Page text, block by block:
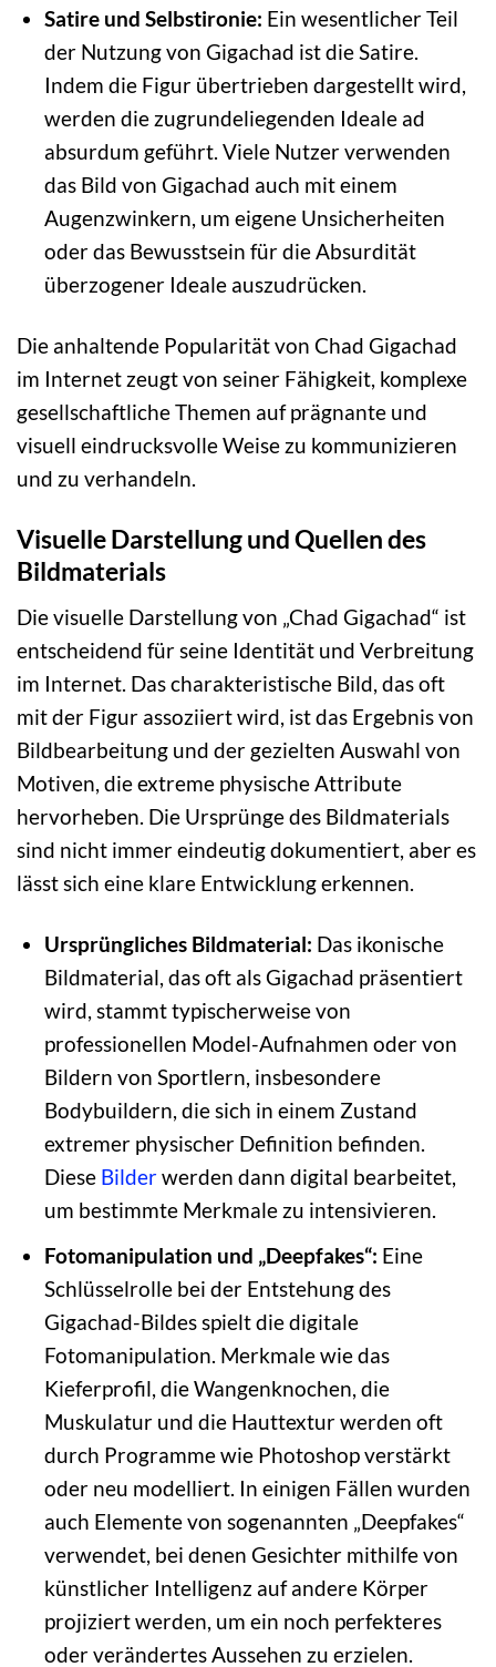
Satire und Selbstironie: Ein wesentlicher Teil
der Nutzung von Gigachad ist die Satire.
Indem die Figur übertrieben dargestellt wird,
werden die zugrundeliegenden Ideale ad
absurdum geführt. Viele Nutzer verwenden
das Bild von Gigachad auch mit einem
Augenzwinkern, um eigene Unsicherheiten
oder das Bewusstsein für die Absurdität
überzogener Ideale auszudrücken.
Die anhaltende Popularität von Chad Gigachad
im Internet zeugt von seiner Fähigkeit, komplexe
gesellschaftliche Themen auf prägnante und
visuell eindrucksvolle Weise zu kommunizieren
und zu verhandeln.
Visuelle Darstellung und Quellen des
Bildmaterials
Die visuelle Darstellung von „Chad Gigachad“ ist
entscheidend für seine Identität und Verbreitung
im Internet. Das charakteristische Bild, das oft
mit der Figur assoziiert wird, ist das Ergebnis von
Bildbearbeitung und der gezielten Auswahl von
Motiven, die extreme physische Attribute
hervorheben. Die Ursprünge des Bildmaterials
sind nicht immer eindeutig dokumentiert, aber es
lässt sich eine klare Entwicklung erkennen.
Ursprüngliches Bildmaterial: Das ikonische
Bildmaterial, das oft als Gigachad präsentiert
wird, stammt typischerweise von
professionellen Model-Aufnahmen oder von
Bildern von Sportlern, insbesondere
Bodybuildern, die sich in einem Zustand
extremer physischer Definition befinden.
Diese Bilderwerden dann digital bearbeitet,
um bestimmte Merkmale zu intensivieren.
Fotomanipulation und „Deepfakes“: Eine
Schlüsselrolle bei der Entstehung des
Gigachad-Bildes spielt die digitale
Fotomanipulation. Merkmale wie das
Kieferprofil, die Wangenknochen, die
Muskulatur und die Hauttextur werden oft
durch Programme wie Photoshop verstärkt
oder neu modelliert. In einigen Fällen wurden
auch Elemente von sogenannten „Deepfakes“
verwendet, bei denen Gesichter mithilfe von
künstlicher Intelligenz auf andere Körper
projiziert werden, um ein noch perfekteres
oder verändertes Aussehen zu erzielen.